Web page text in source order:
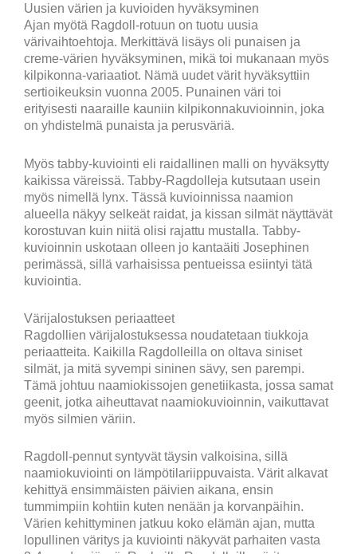
Uusien värien ja kuvioiden hyväksyminen
Ajan myötä Ragdoll-rotuun on tuotu uusia
värivaihtoehtoja. Merkittävä lisäys oli punaisen ja
creme-värien hyväksyminen, mikä toi mukanaan myös
kilpikonna-variaatiot. Nämä uudet värit hyväksyttiin
sertioikeuksin vuonna 2005. Punainen väri toi
erityisesti naaraille kauniin kilpikonnakuvioinnin, joka
on yhdistelmä punaista ja perusväriä.
Myös tabby-kuviointi eli raidallinen malli on hyväksytty
kaikissa väreissä. Tabby-Ragdolleja kutsutaan usein
myös nimellä lynx. Tässä kuvioinnissa naamion
alueella näkyy selkeät raidat, ja kissan silmät näyttävät
korostuvan kuin niitä olisi rajattu mustalla. Tabby-
kuvioinnin uskotaan olleen jo kantaäiti Josephinen
perimässä, sillä varhaisissa pentueissa esiintyi tätä
kuviointia.
Värijalostuksen periaatteet
Ragdollien värijalostuksessa noudatetaan tiukkoja
periaatteita. Kaikilla Ragdolleilla on oltava siniset
silmät, ja mitä syvempi sininen sävy, sen parempi.
Tämä johtuu naamiokissojen genetiikasta, jossa samat
geenit, jotka aiheuttavat naamiokuvioinnin, vaikuttavat
myös silmien väriin.
Ragdoll-pennut syntyvät täysin valkoisina, sillä
naamiokuviointi on lämpötilariippuvaista. Värit alkavat
kehittyä ensimmäisten päivien aikana, ensin
tummimpiin kohtiin kuten nenään ja korvanpäihin.
Värien kehittyminen jatkuu koko elämän ajan, mutta
lopullinen väritys ja kuviointi näkyvät parhaiten vasta